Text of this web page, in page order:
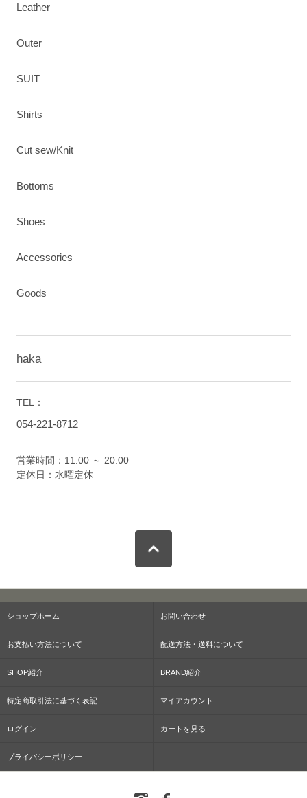
Leather
Outer
SUIT
Shirts
Cut sew/Knit
Bottoms
Shoes
Accessories
Goods
haka
TEL：
054-221-8712
営業時間：11:00 ～ 20:00
定休日：水曜定休
ショップホーム お問い合わせ
お支払い方法について 配送方法・送料について
SHOP紹介 BRAND紹介
特定商取引法に基づく表記 マイアカウント
ログイン カートを見る
プライバシーポリシー